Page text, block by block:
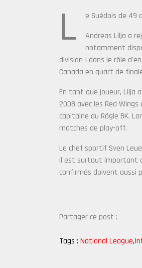
L
e Suédois de 49
Andreas Lilja a
notamment
division I dans le rôle
Canada en quart de
En tant que joueur, Lilja
2008 avec les Red
capitaine du Rögle BK.
matches de play-off.
Le chef sportif Sven
il est surtout important
confirmés doivent aussi
Partager ce post :
Tags : National League,